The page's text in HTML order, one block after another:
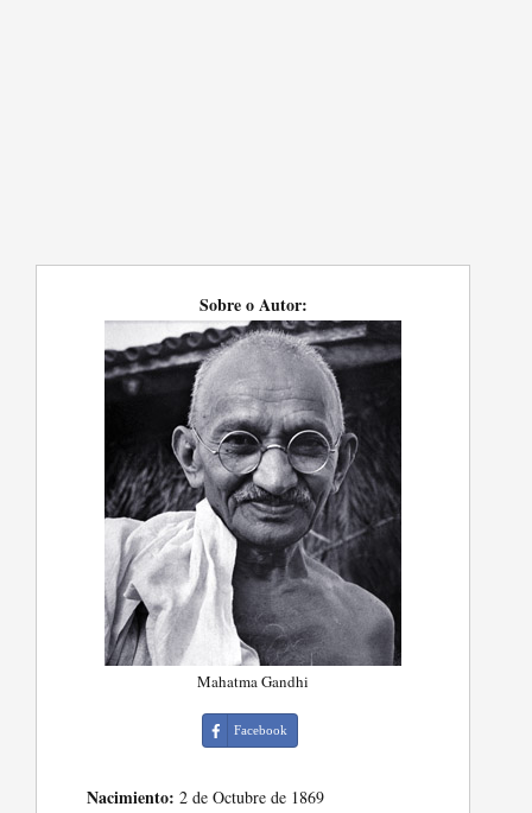
Sobre o Autor:
Mahatma Gandhi
Facebook
Nacimiento: 2 de Octubre de 1869